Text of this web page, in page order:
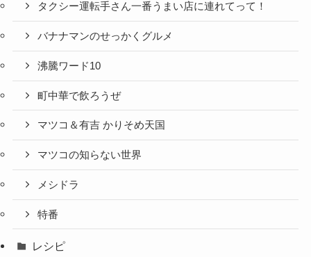
タクシー運転手さん一番うまい店に連れてって！
バナナマンのせっかくグルメ
沸騰ワード10
町中華で飲ろうぜ
マツコ＆有吉 かりそめ天国
マツコの知らない世界
メシドラ
特番
レシピ